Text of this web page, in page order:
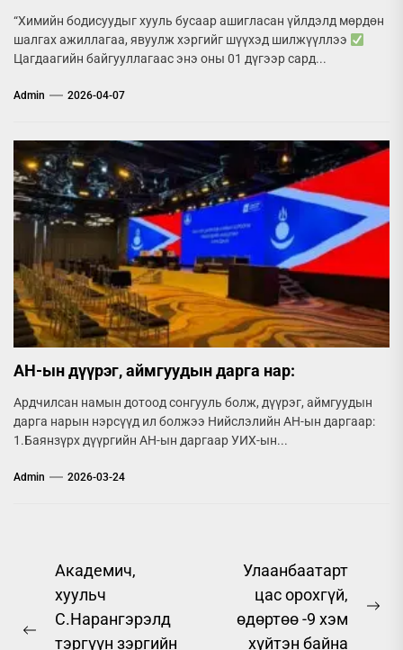
“Химийн бодисуудыг хууль бусаар ашигласан үйлдэлд мөрдөн
шалгах ажиллагаа, явуулж хэргийг шүүхэд шилжүүллээ
Цагдаагийн байгууллагаас энэ оны 01 дүгээр сард...
Admin 2026-04-07
АН-ын дүүрэг, аймгуудын дарга нар:
Ардчилсан намын дотоод сонгууль болж, дүүрэг, аймгуудын
дарга нарын нэрсүүд ил болжээ Нийслэлийн АН-ын даргаар:
1.Баянзүрх дүүргийн АН-ын даргаар УИХ-ын...
Admin 2026-03-24
Post
navigation
Previous
Академич,
хуульч
С.Нарангэрэлд
тэргүүн зэргийн
Улаанбаатарт
цас орохгүй,
өдөртөө -9 хэм
хүйтэн байна